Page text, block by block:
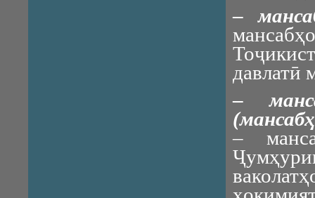
–
давлатӣ
–
–